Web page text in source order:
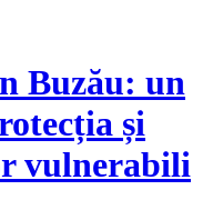
Buzău: un
și
vulnerabili